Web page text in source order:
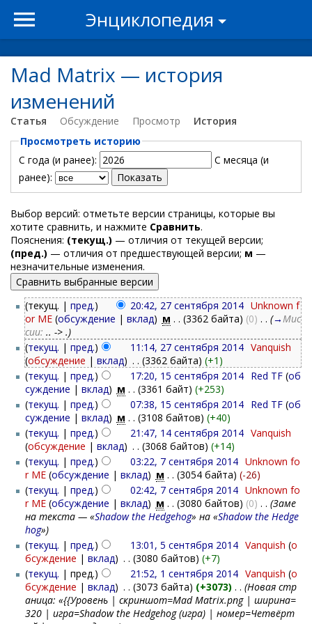
Энциклопедия
Mad Matrix — история
изменений
Статья Обсуждение Просмотр
История
Просмотреть историю
С года (и ранее):
С месяца (и
ранее):
Выбор версий: отметьте версии страницы, которые вы
хотите сравнить, и нажмите Сравнить.
Пояснения: (текущ.) — отличия от текущей версии;
(пред.) — отличия от предшествующей версии; м —
незначительные изменения.
(текущ. | пред.) 20:42, 27 сентября 2014 Unknown f
or ME (обсуждение | вклад) м . . (3362 байта) (0) . . (→ Мис
сии: .. -> .)
(текущ. | пред.) 11:14, 27 сентября 2014 Vanquish
(обсуждение | вклад) . . (3362 байта) (+1)
(текущ. | пред.) 17:20, 15 сентября 2014 Red TF (об
суждение | вклад) м . . (3361 байт) (+253)
(текущ. | пред.) 07:38, 15 сентября 2014 Red TF (об
суждение | вклад) м . . (3108 байтов) (+40)
(текущ. | пред.) 21:47, 14 сентября 2014 Vanquish
(обсуждение | вклад) . . (3068 байтов) (+14)
(текущ. | пред.) 03:22, 7 сентября 2014 Unknown fo
r ME (обсуждение | вклад) м . . (3054 байта) (-26)
(текущ. | пред.) 02:42, 7 сентября 2014 Unknown fo
r ME (обсуждение | вклад) м . . (3080 байтов) (0) . . (Заме
на текста — «Shadow the Hedgehog» на «Shadow the Hedge
hog»)
(текущ. | пред.) 13:01, 5 сентября 2014 Vanquish (о
бсуждение | вклад) . . (3080 байтов) (+7)
(текущ. | пред.) 21:52, 1 сентября 2014 Vanquish (о
бсуждение | вклад) . . (3073 байта) (+3073) . . (Новая стр
аница: «{{Уровень | скриншот=Mad Matrix.png | ширина=
320 | игра=Shadow the Hedgehog (игра) | номер=Четвёрт